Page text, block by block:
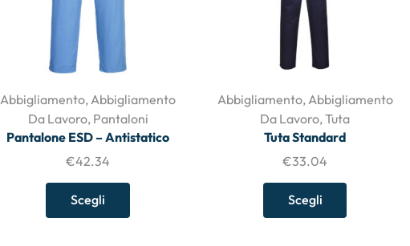
Abbigliamento, Abbigliamento
Da Lavoro, Pantaloni
Pantalone ESD – Antistatico
€42.34
Scegli
Abbigliamento, Abbigliamento
Da Lavoro,Tuta
Tuta Standard
€33.04
Scegli